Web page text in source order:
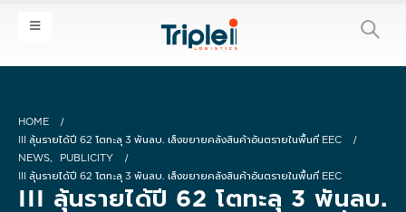
HOME
III ลุ้นรายได้ปี 62 โตทะลุ 3 พันลบ. เล็งขยายคลังสินค้าอันตรายในพื้นที่ EEC
NEWS,
PUBLICITY
III ลุ้นรายได้ปี 62 โตทะลุ 3 พันลบ. เล็งขยายคลังสินค้าอันตรายในพื้นที่ EEC
III ลุ้นรายได้ปี 62 โตทะลุ 3 พันลบ.